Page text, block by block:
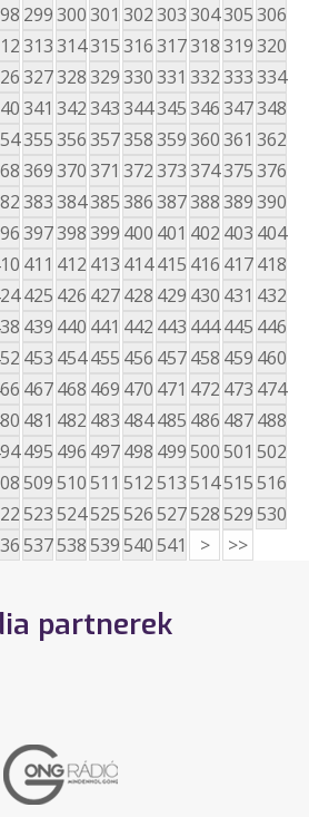
299300301 302303304305306
313314315316317318319320
327328329330331 332333334
341 342343344345346347348
355356357358359360361 362
369370371 372373374375376
383384385386387388389390
397398399 400 401 402 403 404
411 412 413 414415 416 417418
425 426 427428 429 430 431 432
439 440 441 442 443 444445 446
453 454455 456 457458 459 460
467468 469 470 471 472 473 474
481 482 483 484485 486 487488
495 496 497498 499500501 502
509510511 512513514515516
523524525526527528529530
537538539540541 > >>
partnerek